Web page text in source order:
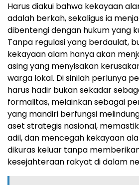
Harus diakui bahwa kekayaan
adalah berkah, sekaligus ia
dibentengi dengan hukum yang
Tanpa regulasi yang berdaulat,
kekayaan alam hanya akan
asing yang menyisakan
warga lokal. Di sinilah perlunya
harus hadir bukan sekadar
formalitas, melainkan sebagai
yang mandiri berfungsi
aset strategis nasional,
adil, dan mencegah kekayaan
dikuras keluar tanpa
kesejahteraan rakyat di dalam